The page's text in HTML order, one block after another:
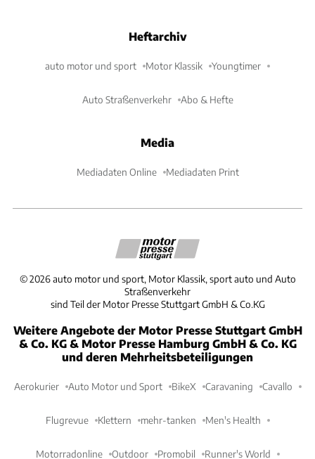
Heftarchiv
auto motor und sport Motor Klassik Youngtimer
Auto Straßenverkehr Abo & Hefte
Media
Mediadaten Online Mediadaten Print
©2026 auto motor und sport, Motor Klassik, sport auto und Auto
Straßenverkehr
sind Teil der Motor Presse Stuttgart GmbH & Co.KG
Weitere Angebote der Motor Presse Stuttgart GmbH
& Co. KG & Motor Presse Hamburg GmbH & Co. KG
und deren Mehrheitsbeteiligungen
Aerokurier Auto Motor und Sport BikeX Caravaning Cavallo
Flugrevue Klettern mehr-tanken Men's Health
Motorradonline Outdoor Promobil Runner's World